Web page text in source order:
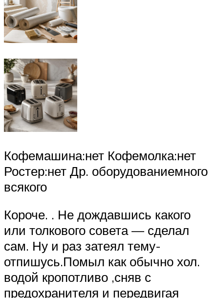
Кофемашина:нет Кофемолка:нет
Ростер:нет Др. оборудованиемного
всякого
Короче. . Не дождавшись какого
или толкового совета — сделал
сам. Ну и раз затеял тему-
отпишусь.Помыл как обычно хол.
водой кропотливо ,сняв с
предохранителя и передвигая